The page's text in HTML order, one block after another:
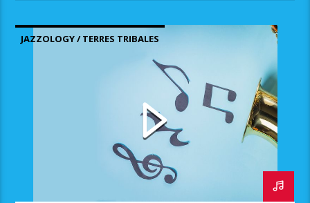
JAZZOLOGY / TERRES TRIBALES